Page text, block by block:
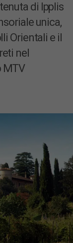
di Ipplis
unica,
Orientali e il
nel
MTV